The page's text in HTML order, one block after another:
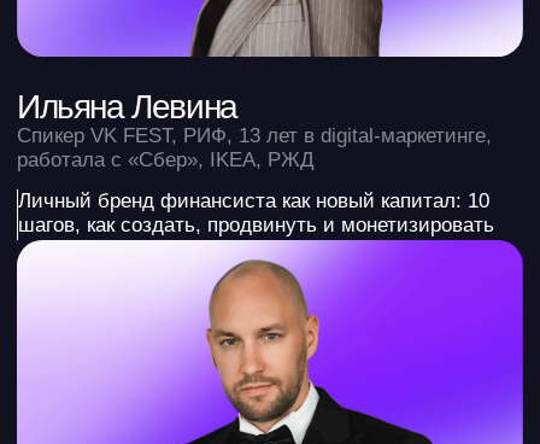
CFO со стажем 15+ лет, автор крупнейшего
сообщества для CFO «Мастер CFO», создатель
FinAiLab
Александр Безуглый
Основатель «Финрокет», ex-CEO «Баланса», 12 лет
в финансах и автоматизации отчётности
Дерево решений финдира: полная методология
работы с управленческой отчетностью